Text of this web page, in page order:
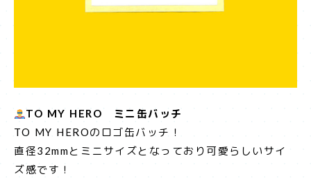
TO MY HERO ミニ 缶バッチ
TO MY HEROのロゴ缶バッチ！
直径32mmとミニサイズとなっており可愛らしいサイ
ズ感です！